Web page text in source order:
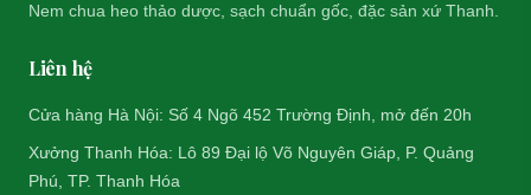
Nem chua heo thảo dược, sạch chuẩn gốc, đặc sản xứ Thanh.
Liên hệ
Cửa hàng Hà Nội: Số 4 Ngõ 452 Trường Định, mở đến 20h
Xưởng Thanh Hóa: Lô 89 Đại lộ Võ Nguyên Giáp, P. Quảng
Phú, TP. Thanh Hóa